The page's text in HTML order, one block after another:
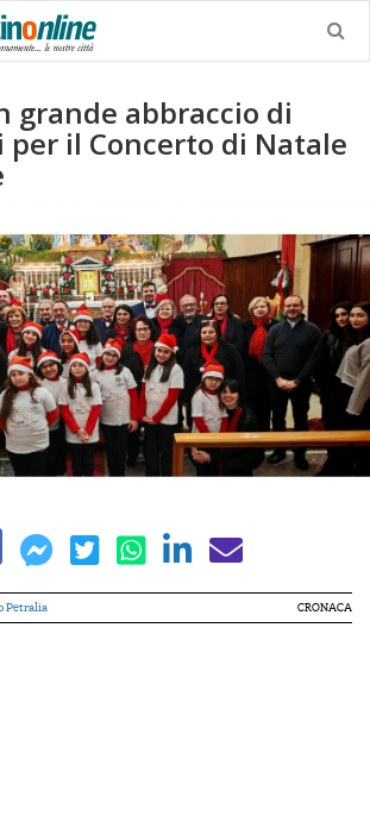
grande abbraccio di
per il Concerto di Natale
Petralia CRONACA